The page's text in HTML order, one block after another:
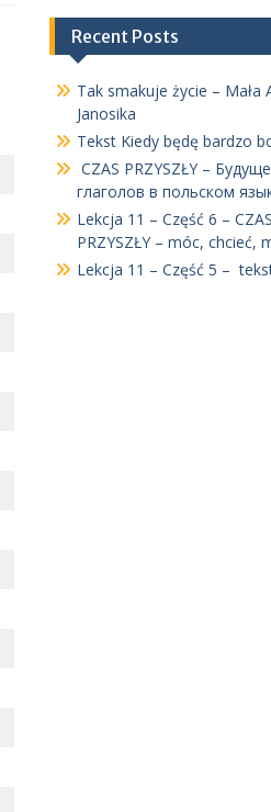
Recent Posts
Tak smakuje życie – Mała
Janosika
Tekst Kiedy będę bardzo
CZAS PRZYSZŁY –
глаголов в польском
Lekcja 11 – Część 6 – CZAS
PRZYSZŁY – móc, chcieć,
Lekcja 11 – Część 5 –